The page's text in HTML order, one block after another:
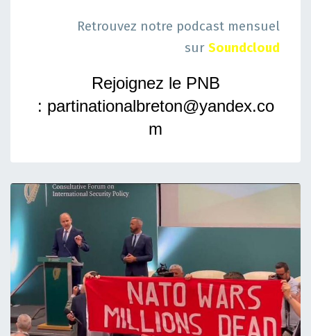
Retrouvez notre podcast mensuel
sur Soundcloud
Rejoignez le PNB
: partinationalbreton@yandex.co
m